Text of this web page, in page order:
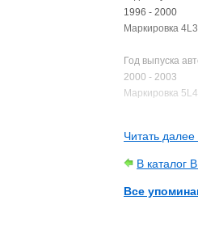
1996 - 2000
Маркировка
Год выпуска
2000 - 2003
Маркировка
Читать далее
В каталог
Все